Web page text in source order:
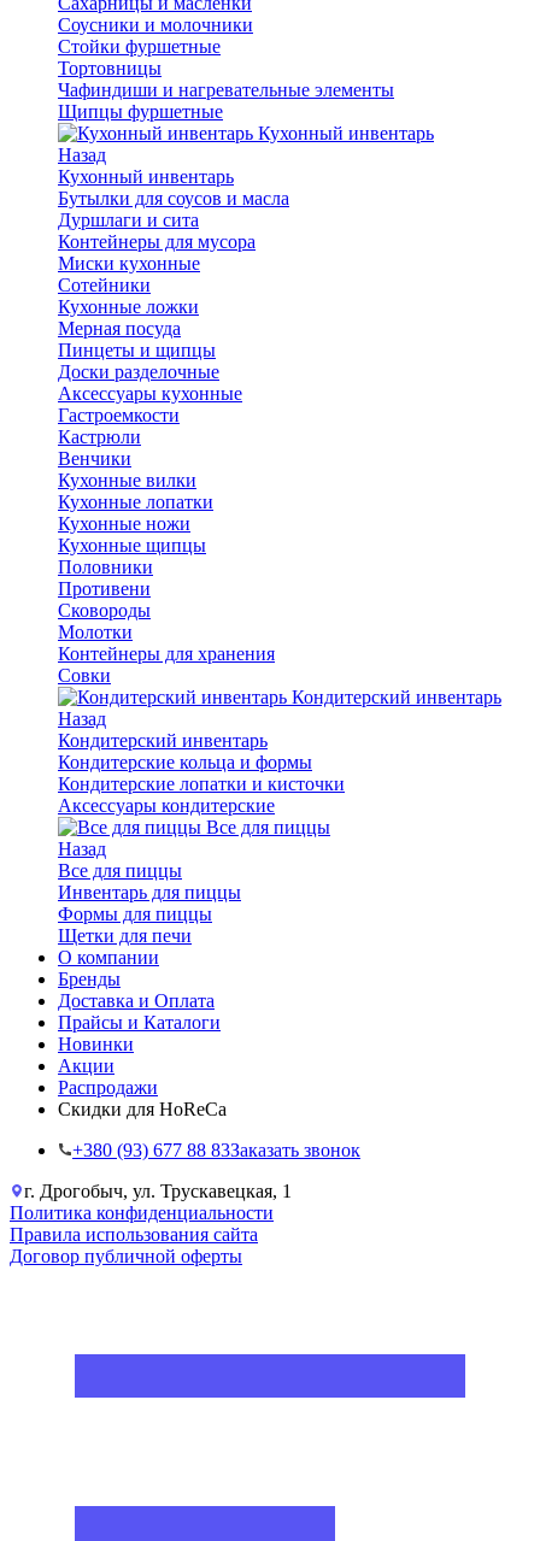
Соусники и молочники
Стойки фуршетные
Тортовницы
Чафиндиши и нагревательные элементы
Щипцы фуршетные
Кухонный инвентарь
Назад
Кухонный инвентарь
Бутылки для соусов и масла
Дуршлаги и сита
Контейнеры для мусора
Миски кухонные
Сотейники
Кухонные ложки
Мерная посуда
Пинцеты и щипцы
Доски разделочные
Аксессуары кухонные
Гастроемкости
Кастрюли
Венчики
Кухонные вилки
Кухонные лопатки
Кухонные ножи
Кухонные щипцы
Половники
Противени
Сковороды
Молотки
Контейнеры для хранения
Совки
Кондитерский инвентарь
Назад
Кондитерский инвентарь
Кондитерские кольца и формы
Кондитерские лопатки и кисточки
Аксессуары кондитерские
Все для пиццы
Назад
Все для пиццы
Инвентарь для пиццы
Формы для пиццы
Щетки для печи
О компании
Бренды
Доставка и Оплата
Прайсы и Каталоги
Новинки
Акции
Распродажи
Скидки для HoReCa
+38‎0 (93) 677 88 83Заказать звонок
г. Дрогобыч, ул. Трускавецкая, 1
Политика конфиденциальности
Правила использования сайта
Договор публичной оферты